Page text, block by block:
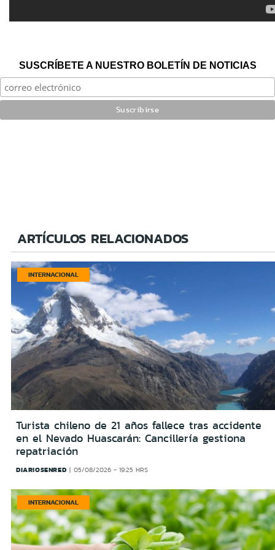
SUSCRÍBETE A NUESTRO BOLETÍN DE NOTICIAS
ARTÍCULOS RELACIONADOS
INTERNACIONAL
Turista chileno de 21 años fallece tras accidente
en el Nevado Huascarán: Cancillería gestiona
repatriación
DIARIOSENRED 05/08/2026 - 19:25 HRS
INTERNACIONAL